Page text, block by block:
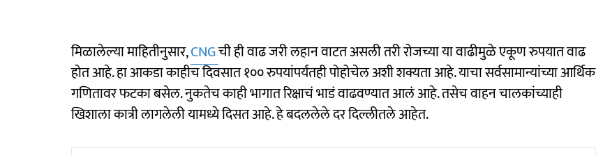
मिळालेल्या माहितीनुसार,CNGची ही वाढ जरी लहान वाटत असली तरी रोजच्या या वाढीमुळे एकूण रुपयात वाढ
होत आहे. हा आकडा काहीच दिवसात १०० रुपयांपर्यंतही पोहोचेल अशी शक्यता आहे. याचा सर्वसामान्यांच्या आर्थिक
गणितावर फटका बसेल. नुकतेच काही भागात रिक्षाचं भाडं वाढवण्यात आलं आहे. तसेच वाहन चालकांच्याही
खिशाला कात्री लागलेली यामध्ये दिसत आहे. हे बदललेले दर दिल्लीतले आहेत.